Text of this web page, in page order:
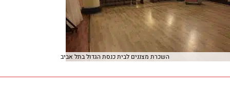
השכרת מצננים לבית כנסת הגדול בתל אביב